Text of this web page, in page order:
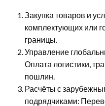
Закупка товаров и
комплектующих или
границы.
Управление
Оплата логистики,
пошлин.
Расчёты с
подрядчиками: